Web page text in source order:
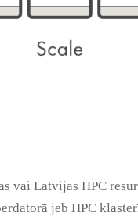
vai Latvijas HPC
jeb HPC